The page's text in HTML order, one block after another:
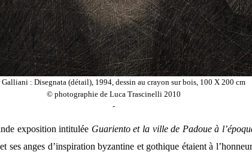
Galliani : Disegnata (détail), 1994, dessin au crayon sur bois, 100 X 200 cm
© photographie de Luca Trascinelli 2010
-
exposition intitulée Guariento et la ville de Padoue à
ses anges d’inspiration byzantine et gothique étaient à